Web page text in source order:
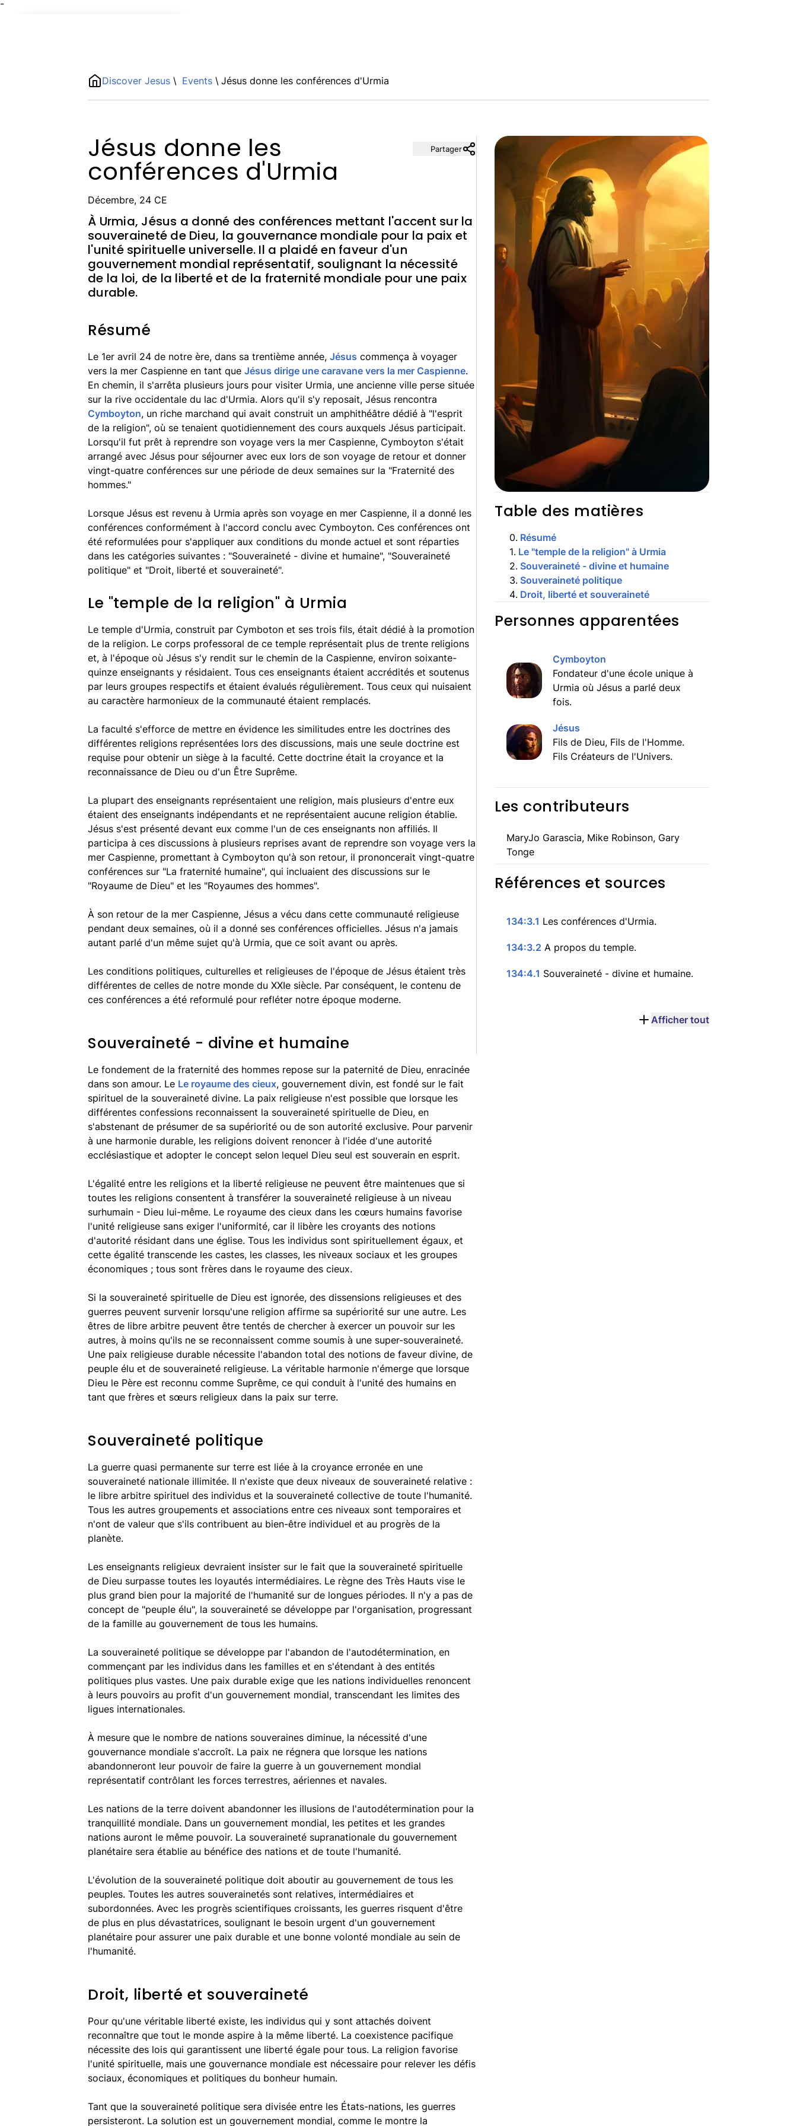
¯
Discover Jesus \ Events \ Jésus donne les conférences d'Urmia
Jésus donne les
conférences d'Urmia
Décembre, 24 CE
À Urmia, Jésus a donné des conférences mettant l'accent sur la
souveraineté de Dieu, la gouvernance mondiale pour la paix et
l'unité spirituelle universelle. Il a plaidé en faveur d'un
gouvernement mondial représentatif, soulignant la nécessité
de la loi, de la liberté et de la fraternité mondiale pour une paix
durable.
Partager
Résumé
Le 1er avril 24 de notre ère, dans sa trentième année, Jésus commença à voyager
vers la mer Caspienne en tant que Jésus dirige une caravane vers la mer Caspienne.
En chemin, il s'arrêta plusieurs jours pour visiter Urmia, une ancienne ville perse située
sur la rive occidentale du lac d'Urmia. Alors qu'il s'y reposait, Jésus rencontra
Cymboyton, un riche marchand qui avait construit un amphithéâtre dédié à "l'esprit
de la religion", où se tenaient quotidiennement des cours auxquels Jésus participait.
Lorsqu'il fut prêt à reprendre son voyage vers la mer Caspienne, Cymboyton s'était
arrangé avec Jésus pour séjourner avec eux lors de son voyage de retour et donner
vingt-quatre conférences sur une période de deux semaines sur la "Fraternité des
hommes."
Lorsque Jésus est revenu à Urmia après son voyage en mer Caspienne, il a donné les
conférences conformément à l'accord conclu avec Cymboyton. Ces conférences ont
été reformulées pour s'appliquer aux conditions du monde actuel et sont réparties
dans les catégories suivantes : "Souveraineté - divine et humaine", "Souveraineté
politique" et "Droit, liberté et souveraineté".
Le "temple de la religion" à Urmia
Le temple d'Urmia, construit par Cymboton et ses trois fils, était dédié à la promotion
de la religion. Le corps professoral de ce temple représentait plus de trente religions
et, à l'époque où Jésus s'y rendit sur le chemin de la Caspienne, environ soixante-
quinze enseignants y résidaient. Tous ces enseignants étaient accrédités et soutenus
par leurs groupes respectifs et étaient évalués régulièrement. Tous ceux qui nuisaient
au caractère harmonieux de la communauté étaient remplacés.
La faculté s'efforce de mettre en évidence les similitudes entre les doctrines des
différentes religions représentées lors des discussions, mais une seule doctrine est
requise pour obtenir un siège à la faculté. Cette doctrine était la croyance et la
reconnaissance de Dieu ou d'un Être Suprême.
La plupart des enseignants représentaient une religion, mais plusieurs d'entre eux
étaient des enseignants indépendants et ne représentaient aucune religion établie.
Jésus s'est présenté devant eux comme l'un de ces enseignants non affiliés. Il
participa à ces discussions à plusieurs reprises avant de reprendre son voyage vers la
mer Caspienne, promettant à Cymboyton qu'à son retour, il prononcerait vingt-quatre
conférences sur "La fraternité humaine", qui incluaient des discussions sur le
"Royaume de Dieu" et les "Royaumes des hommes".
À son retour de la mer Caspienne, Jésus a vécu dans cette communauté religieuse
pendant deux semaines, où il a donné ses conférences officielles. Jésus n'a jamais
autant parlé d'un même sujet qu'à Urmia, que ce soit avant ou après.
Les conditions politiques, culturelles et religieuses de l'époque de Jésus étaient très
différentes de celles de notre monde du XXIe siècle. Par conséquent, le contenu de
ces conférences a été reformulé pour refléter notre époque moderne.
Souveraineté - divine et humaine
Le fondement de la fraternité des hommes repose sur la paternité de Dieu, enracinée
dans son amour. Le Le royaume des cieux, gouvernement divin, est fondé sur le fait
spirituel de la souveraineté divine. La paix religieuse n'est possible que lorsque les
différentes confessions reconnaissent la souveraineté spirituelle de Dieu, en
s'abstenant de présumer de sa supériorité ou de son autorité exclusive. Pour parvenir
à une harmonie durable, les religions doivent renoncer à l'idée d'une autorité
ecclésiastique et adopter le concept selon lequel Dieu seul est souverain en esprit.
L'égalité entre les religions et la liberté religieuse ne peuvent être maintenues que si
toutes les religions consentent à transférer la souveraineté religieuse à un niveau
surhumain - Dieu lui-même. Le royaume des cieux dans les cœurs humains favorise
l'unité religieuse sans exiger l'uniformité, car il libère les croyants des notions
d'autorité résidant dans une église. Tous les individus sont spirituellement égaux, et
cette égalité transcende les castes, les classes, les niveaux sociaux et les groupes
économiques ; tous sont frères dans le royaume des cieux.
Si la souveraineté spirituelle de Dieu est ignorée, des dissensions religieuses et des
guerres peuvent survenir lorsqu'une religion affirme sa supériorité sur une autre. Les
êtres de libre arbitre peuvent être tentés de chercher à exercer un pouvoir sur les
autres, à moins qu'ils ne se reconnaissent comme soumis à une super-souveraineté.
Une paix religieuse durable nécessite l'abandon total des notions de faveur divine, de
peuple élu et de souveraineté religieuse. La véritable harmonie n'émerge que lorsque
Dieu le Père est reconnu comme Suprême, ce qui conduit à l'unité des humains en
tant que frères et sœurs religieux dans la paix sur terre.
Souveraineté politique
La guerre quasi permanente sur terre est liée à la croyance erronée en une
souveraineté nationale illimitée. Il n'existe que deux niveaux de souveraineté relative :
le libre arbitre spirituel des individus et la souveraineté collective de toute l'humanité.
Tous les autres groupements et associations entre ces niveaux sont temporaires et
n'ont de valeur que s'ils contribuent au bien-être individuel et au progrès de la
planète.
Les enseignants religieux devraient insister sur le fait que la souveraineté spirituelle
de Dieu surpasse toutes les loyautés intermédiaires. Le règne des Très Hauts vise le
plus grand bien pour la majorité de l'humanité sur de longues périodes. Il n'y a pas de
concept de "peuple élu", la souveraineté se développe par l'organisation, progressant
de la famille au gouvernement de tous les humains.
La souveraineté politique se développe par l'abandon de l'autodétermination, en
commençant par les individus dans les familles et en s'étendant à des entités
politiques plus vastes. Une paix durable exige que les nations individuelles renoncent
à leurs pouvoirs au profit d'un gouvernement mondial, transcendant les limites des
ligues internationales.
À mesure que le nombre de nations souveraines diminue, la nécessité d'une
gouvernance mondiale s'accroît. La paix ne régnera que lorsque les nations
abandonneront leur pouvoir de faire la guerre à un gouvernement mondial
représentatif contrôlant les forces terrestres, aériennes et navales.
Les nations de la terre doivent abandonner les illusions de l'autodétermination pour la
tranquillité mondiale. Dans un gouvernement mondial, les petites et les grandes
nations auront le même pouvoir. La souveraineté supranationale du gouvernement
planétaire sera établie au bénéfice des nations et de toute l'humanité.
L'évolution de la souveraineté politique doit aboutir au gouvernement de tous les
peuples. Toutes les autres souverainetés sont relatives, intermédiaires et
subordonnées. Avec les progrès scientifiques croissants, les guerres risquent d'être
de plus en plus dévastatrices, soulignant le besoin urgent d'un gouvernement
planétaire pour assurer une paix durable et une bonne volonté mondiale au sein de
l'humanité.
Droit, liberté et souveraineté
Pour qu'une véritable liberté existe, les individus qui y sont attachés doivent
reconnaître que tout le monde aspire à la même liberté. La coexistence pacifique
nécessite des lois qui garantissent une liberté égale pour tous. La religion favorise
l'unité spirituelle, mais une gouvernance mondiale est nécessaire pour relever les défis
sociaux, économiques et politiques du bonheur humain.
Tant que la souveraineté politique sera divisée entre les États-nations, les guerres
persisteront. La solution est un gouvernement mondial, comme le montre la
Table des matières
0. Résumé
1. Le "temple de la religion" à Urmia
2. Souveraineté - divine et humaine
3. Souveraineté politique
4. Droit, liberté et souveraineté
Personnes apparentées
Cymboyton
Fondateur d'une école unique à
Urmia où Jésus a parlé deux
fois.
Jésus
Fils de Dieu, Fils de l'Homme.
Fils Créateurs de l'Univers.
Les contributeurs
MaryJo Garascia, Mike Robinson, Gary
Tonge
Références et sources
134:3.1 Les conférences d'Urmia.
134:3.2 A propos du temple.
134:4.1 Souveraineté - divine et humaine.
Afficher tout